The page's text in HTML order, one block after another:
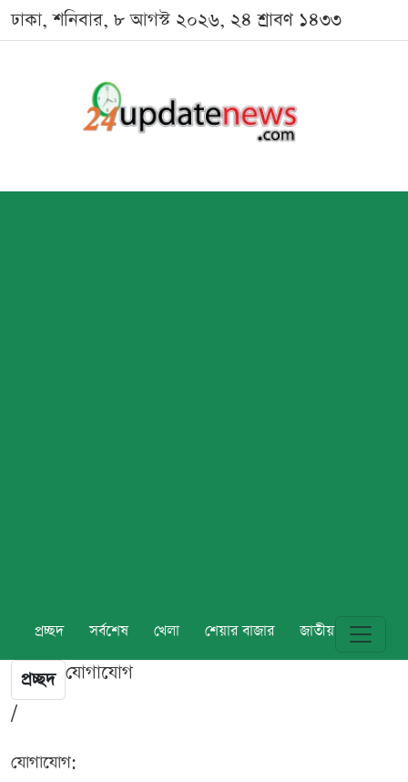
ঢাকা, শনিবার, ৮ আগস্ট ২০২৬, ২৪ শ্রাবণ ১৪৩৩
প্রচ্ছদ সর্বশেষ খেলা শেয়ার বাজার জাতীয় বিশ্ব
প্রচ্ছদ
/
যোগাযোগ
যোগাযোগ: